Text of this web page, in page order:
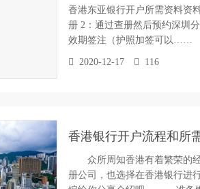
香港东亚银行开户所需资料资
册 2：通过查册然后预约深圳
效期签注（护照加签可以……
2020-12-17 116
香港银行开户流程和所
众所周知香港有着繁荣的经
册公司，也选择在香港银行进